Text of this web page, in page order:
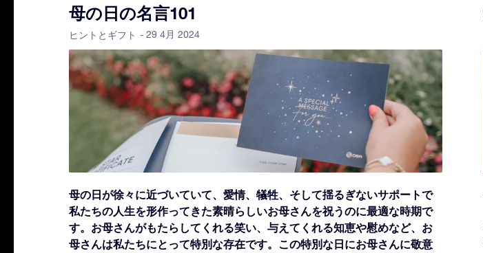
母の日の名言101
ヒントとギフト - 29 4月 2024
母の日が徐々に近づいていて、愛情、犠牲、そして揺るぎないサポートで
私たちの人生を形作ってきた素晴らしいお母さんを祝うのに最適な時期で
す。お母さんがもたらしてくれる笑い、与えてくれる知恵や慰めなど、お
母さんは私たちにとって特別な存在です。 この特別な日にお母さんに敬意